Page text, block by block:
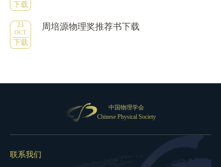
下载
23
OCT
下载
周培源物理奖推荐书下载
中国物理学会
Chinese Physical Society
联系我们